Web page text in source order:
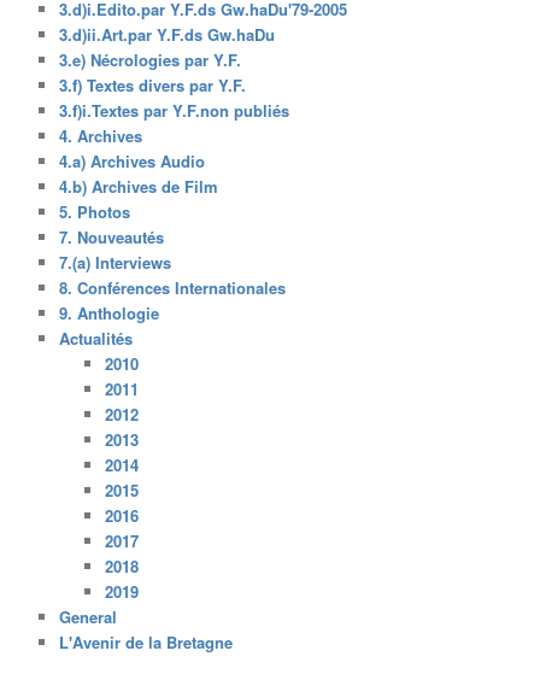
3.d)i.Edito.par Y.F.ds Gw.haDu'79-2005
3.d)ii.Art.par Y.F.ds Gw.haDu
3.e) Nécrologies par Y.F.
3.f) Textes divers par Y.F.
3.f)i.Textes par Y.F.non publiés
4. Archives
4.a) Archives Audio
4.b) Archives de Film
5. Photos
7. Nouveautés
7.(a) Interviews
8. Conférences Internationales
9. Anthologie
Actualités
2010
2011
2012
2013
2014
2015
2016
2017
2018
2019
General
L'Avenir de la Bretagne